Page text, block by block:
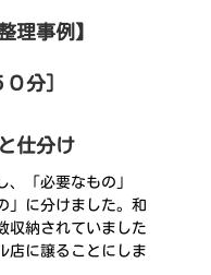
理事例】
分］
仕分け
「必要なもの」
」に分けました。和
収納されていました
店に譲ることにしま